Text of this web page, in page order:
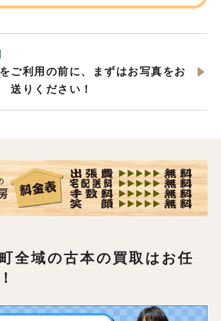
ご利用の前に、まずはお写真をお
送りください！
全域の古本の買取はお任